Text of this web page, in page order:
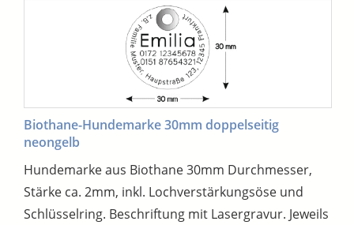
Biothane-Hundemarke 30mm doppelseitig
neongelb
Hundemarke aus Biothane 30mm Durchmesser,
Stärke ca. 2mm, inkl. Lochverstärkungsöse und
Schlüsselring. Beschriftung mit Lasergravur. Jeweils